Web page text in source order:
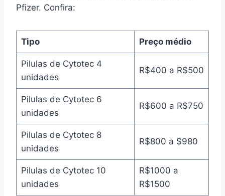
Pfizer. Confira:
Tipo Preço médio
Pilulas de Cytotec 4
unidades
R$400 a R$500
Pilulas de Cytotec 6
unidades
R$600 a R$750
Pilulas de Cytotec 8
unidades
R$800 a $980
Pilulas de Cytotec 10
unidades
R$1000 a
R$1500